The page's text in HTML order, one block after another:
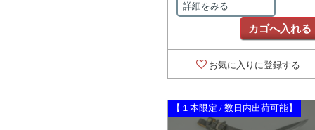
詳細をみる
カゴへ入れる
お気に入りに登録する
【１本限定 / 数日内出荷可能】